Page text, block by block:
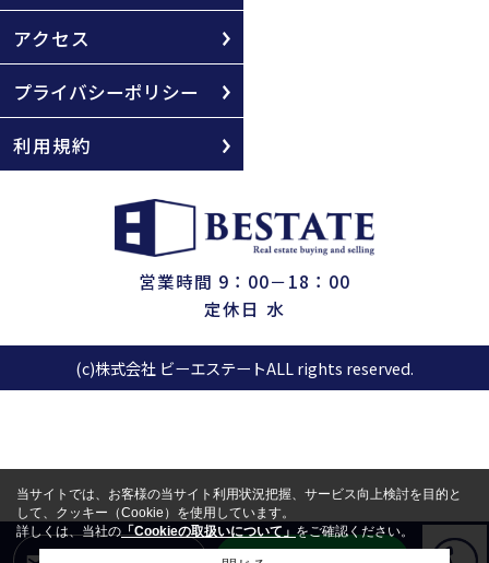
アクセス
プライバシーポリシー
利用規約
営業時間 9：00－18：00
定休日 水
(c)株式会社 ビーエステートALL rights reserved.
当サイトでは、お客様の当サイト利用状況把握、サービス向上検討を目的と
して、クッキー（Cookie）を使用しています。
詳しくは、当社の「Cookieの取扱いについて」をご確認ください。